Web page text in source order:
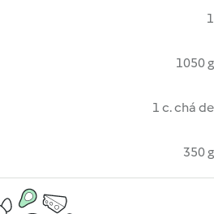
1
1050 g
1 c. chá de
350 g